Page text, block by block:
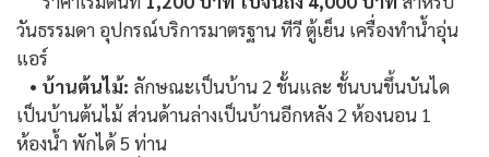
วันธรรมดา อุปกรณ์บริการมาตรฐาน ทีวี ตู้เย็น เครื่องทำน้ำอุ่น
แอร์
• บ้านต้นไม้: ลักษณะเป็นบ้าน 2 ชั้นและ ชั้นบนขึ้นบันได
เป็นบ้านต้นไม้ ส่วนด้านล่างเป็นบ้านอีกหลัง 2 ห้องนอน 1
ห้องน้ำ พักได้ 5 ท่าน